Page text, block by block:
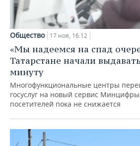
ВОЛЕЙБОЛ
КИБЕРСПОРТ
ФИГУРНОЕ КАТАНИЕ
ВОДНЫЕ ВИДЫ СПОРТА
ХОККЕЙ С МЯЧОМ
ИСТОРИЯ
КУЛЬТУРА
МЕДИЦИНА
ОБРАЗОВАНИЕ
ПРОИСШЕСТВИЯ
СПИСОК ПЕРСОН
СПИСОК КОМПАНИЙ
ПОЛНАЯ ВЕРСИЯ
Общество 17 ноя, 16:12
«Мы надеемся на спад
Татарстане начали
минуту
Многофункциональные центры
госуслуг на новый сервис
посетителей пока не снижается